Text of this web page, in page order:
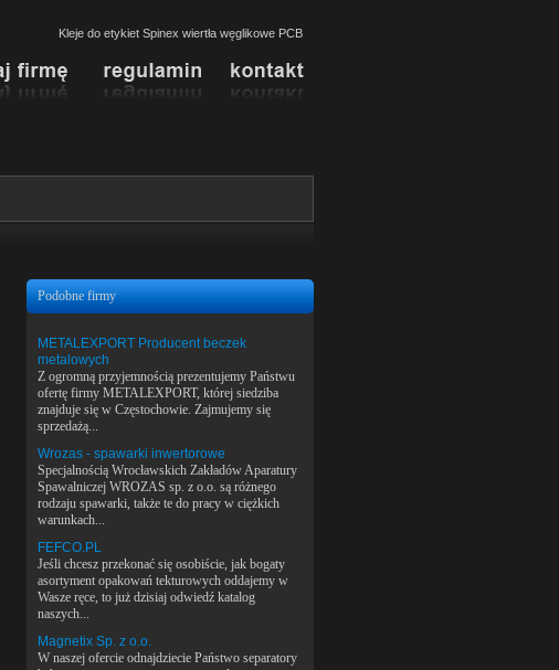
Kleje do etykiet Spinex wiertła węglikowe PCB
Podobne firmy
METALEXPORT Producent beczek
metalowych
Z ogromną przyjemnością prezentujemy Państwu
ofertę firmy METALEXPORT, której siedziba
znajduje się w Częstochowie. Zajmujemy się
sprzedażą...
Wrozas - spawarki inwertorowe
Specjalnością Wrocławskich Zakładów Aparatury
Spawalniczej WROZAS sp. z o.o. są różnego
rodzaju spawarki, także te do pracy w ciężkich
warunkach...
FEFCO.PL
Jeśli chcesz przekonać się osobiście, jak bogaty
asortyment opakowań tekturowych oddajemy w
Wasze ręce, to już dzisiaj odwiedź katalog
naszych...
Magnetix Sp. z o.o.
W naszej ofercie odnajdziecie Państwo separatory